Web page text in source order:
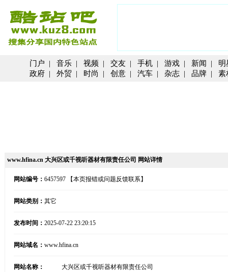
门户 | 音乐 | 视频 | 交友 | 手机 | 游戏 | 新闻 | 明
政府 | 外贸 | 时尚 | 创意 | 汽车 | 杂志 | 品牌 | 素
www.hfina.cn 大兴区或千视听器材有限责任公司 网站详情
网站编号： 6457597 【本页报错或问题反馈联系】
网站类别： 其它
发布时间： 2025-07-22 23:20:15
网站域名： www.hfina.cn
网站名称： 大兴区或千视听器材有限责任公司